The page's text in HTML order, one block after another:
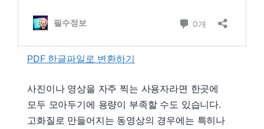
PDF 한글파일로 변환하기
사진이나 영상을 자주 찍는 사용자라면 한곳에
모두 모아두기에 용량이 부족할 수도 있습니다.
고화질로 만들어지는 동영상의 경우에는 특히나